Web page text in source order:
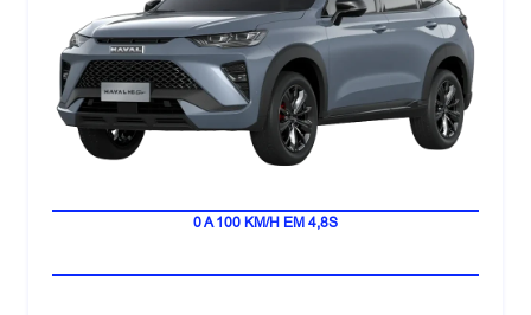
HÍBRIDO PLUG-IN FLEX
0 A 100 KM/H EM 4,8S